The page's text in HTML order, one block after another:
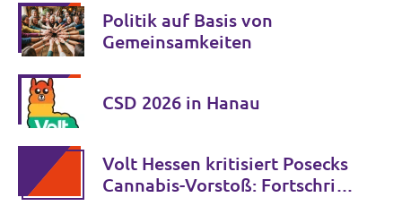
Politik auf Basis von
Gemeinsamkeiten
CSD 2026 in Hanau
Volt Hessen kritisiert Posecks
Cannabis-Vorstoß: Fortschritt